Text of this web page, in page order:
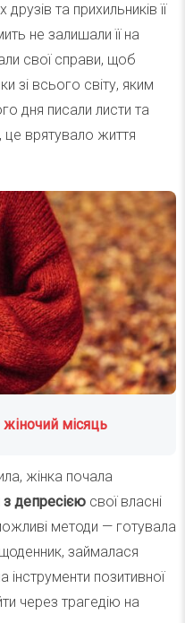
та прихильників її
не залишали її на
свої справи, щоб
зі всього світу, яким
дня писали листи та
врятувало життя
місяць
жінка почала
депресією свої власні
методи — готувала
займалася
позитивної
через трагедію на